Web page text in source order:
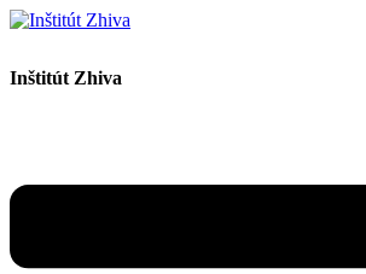
Inštitút Zhiva